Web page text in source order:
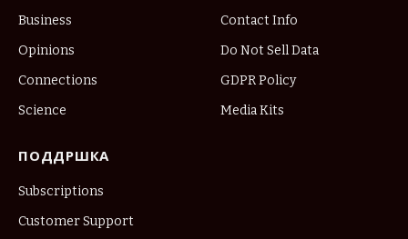
Business
Opinions
Connections
Science
Contact Info
Do Not Sell Data
GDPR Policy
Media Kits
ПОДДРШКА
Subscriptions
Customer Support